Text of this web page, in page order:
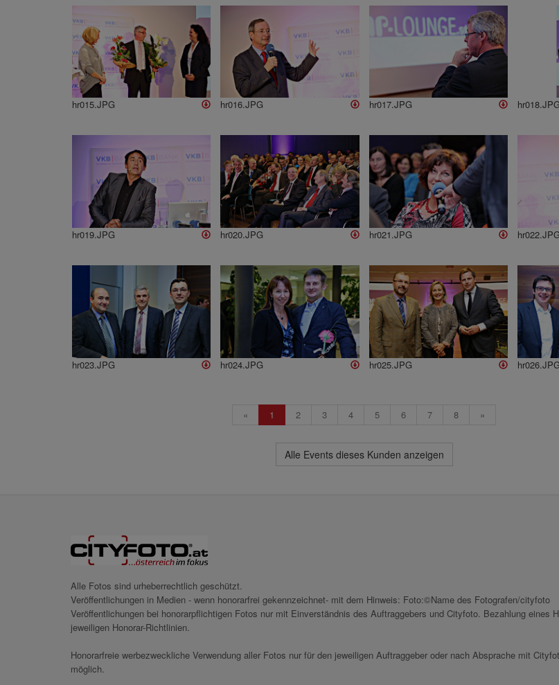
hr015.JPG hr016.JPG hr017.JPG hr018.JPG
hr019.JPG hr020.JPG hr021.JPG hr022.JPG
hr023.JPG hr024.JPG hr025.JPG hr026.JPG
« 1 2 3 4 5 6 7 8 »
Alle Events dieses Kunden anzeigen
Alle Fotos sind urheberrechtlich geschützt.
Veröffentlichungen in Medien - wenn honorarfrei gekennzeichnet- mit dem Hinweis: Foto:©Name des Fotografen/cityfoto
Veröffentlichungen bei honorarpflichtigen Fotos nur mit Einverständnis des Auftraggebers und Cityfoto. Bezahlung eines
jeweiligen Honorar-Richtlinien.
Honorarfreie werbezweckliche Verwendung aller Fotos nur für den jeweiligen Auftraggeber oder nach Absprache mit
möglich.